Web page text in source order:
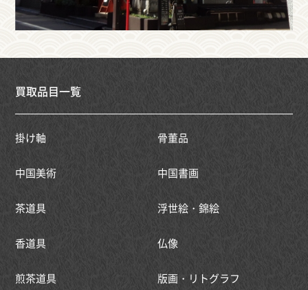
買取品目一覧
掛け軸 骨董品
中国美術 中国書画
茶道具 浮世絵・錦絵
香道具 仏像
煎茶道具 版画・リトグラフ